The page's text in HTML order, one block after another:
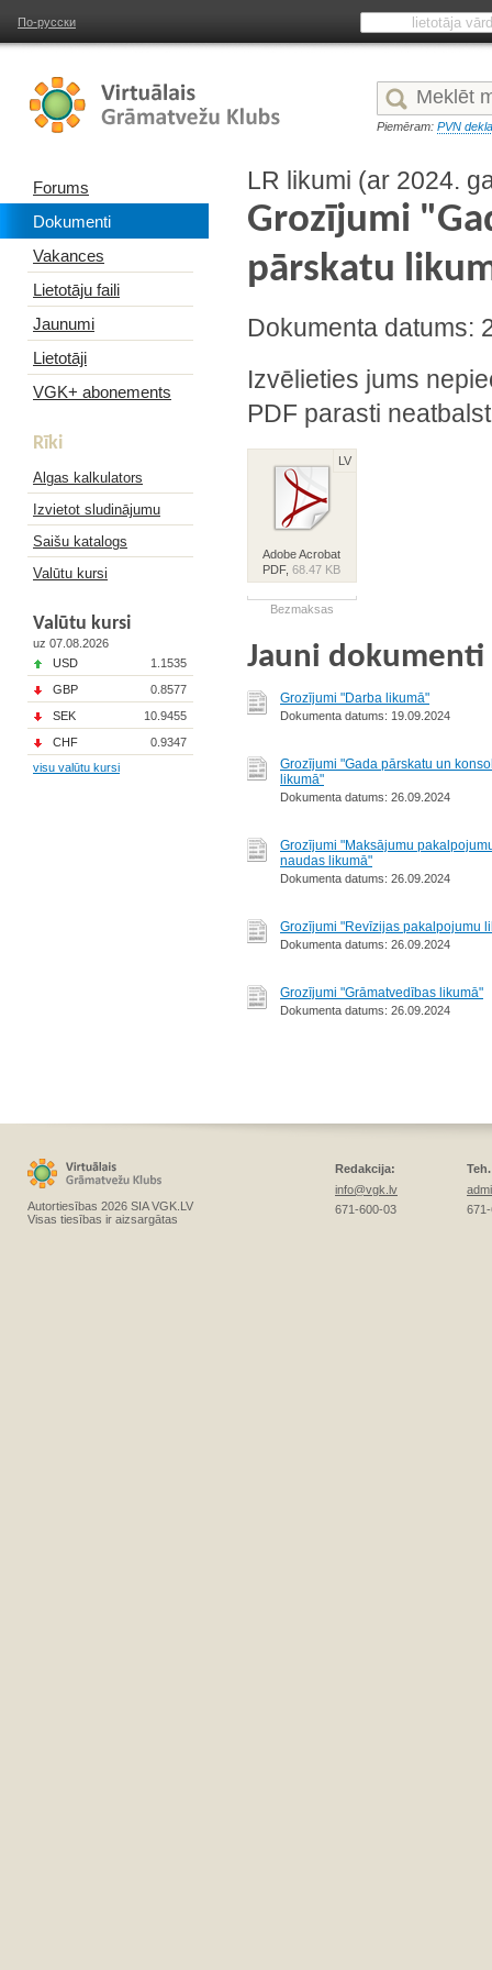
По-русски
Piemēram: PVN
Forums
Dokumenti
Vakances
Lietotāju faili
Jaunumi
Lietotāji
VGK+ abonements
Rīki
Algas kalkulators
Izvietot sludinājumu
Saišu katalogs
Valūtu kursi
Valūtu kursi
uz 07.08.2026
USD
1.1535
GBP
0.8577
SEK
10.9455
CHF
0.9347
visu valūtu kursi
LR likumi (ar 2024.
Grozījumi
pārskatu
Dokumenta datums:
Izvēlieties jums
PDF parasti
LV
Adobe Acrobat
PDF,68.47 KB
Bezmaksas
Jauni dokumenti
Grozījumi "Darba likumā"
Dokumenta datums: 19.09.2024
Grozījumi "Gada pārskatu un
likumā"
Dokumenta datums: 26.09.2024
Grozījumi "Maksājumu
naudas likumā"
Dokumenta datums: 26.09.2024
Grozījumi "Revīzijas pakalpojumu
Dokumenta datums: 26.09.2024
Grozījumi "Grāmatvedības likumā"
Dokumenta datums: 26.09.2024
Autortiesības 2026 SIA VGK.LV
Visas tiesības ir aizsargātas
Redakcija:
info@vgk.lv
671-600-03